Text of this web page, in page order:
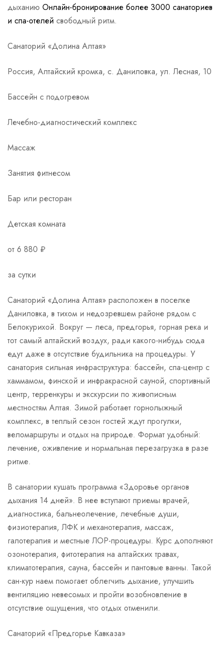
дыханию Онлайн-бронирование более 3000 санаториев
и спа-отелей свободный ритм.
Санаторий «Долина Алтая»
Россия, Алтайский кромка, с. Даниловка, ул. Лесная, 10
Бассейн с подогревом
Лечебно-диагностический комплекс
Массаж
Занятия фитнесом
Бар или ресторан
Детская комната
от 6 880 ₽
за сутки
Санаторий «Долина Алтая» расположен в поселке
Даниловка, в тихом и недозревшем районе рядом с
Белокурихой. Вокруг — леса, предгорья, горная река и
тот самый алтайский воздух, ради какого-нибудь сюда
едут даже в отсутствие будильника на процедуры. У
санатория сильная инфраструктура: бассейн, спа-центр с
хаммамом, финской и инфракрасной сауной, спортивный
центр, терренкуры и экскурсии по живописным
местностям Алтая. Зимой работает горнолыжный
комплекс, в теплый сезон гостей ждут прогулки,
веломаршруты и отдых на природе. Формат удобный:
лечение, оживление и нормальная перезагрузка в разе
ритме.
В санатории кушать программа «Здоровье органов
дыхания 14 дней». В нее вступают приемы врачей,
диагностика, бальнеолечение, лечебные души,
физиотерапия, ЛФК и механотерапия, массаж,
галотерапия и местные ЛОР-процедуры. Курс дополняют
озонотерапия, фитотерапия на алтайских травах,
климатотерапия, сауна, бассейн и пантовые ванны. Такой
сан-кур наем помогает облегчить дыхание, улучшить
вентиляцию невесомых и пройти возобновление в
отсутствие ощущения, что отдых отменили.
Санаторий «Предгорье Кавказа»